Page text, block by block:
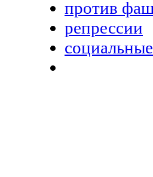
против
репрессии